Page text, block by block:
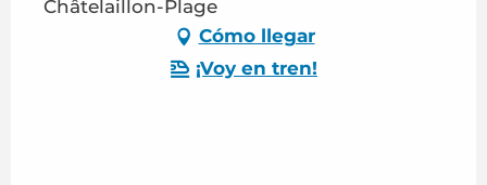
Châtelaillon-Plage
Cómo llegar
¡Voy en tren!